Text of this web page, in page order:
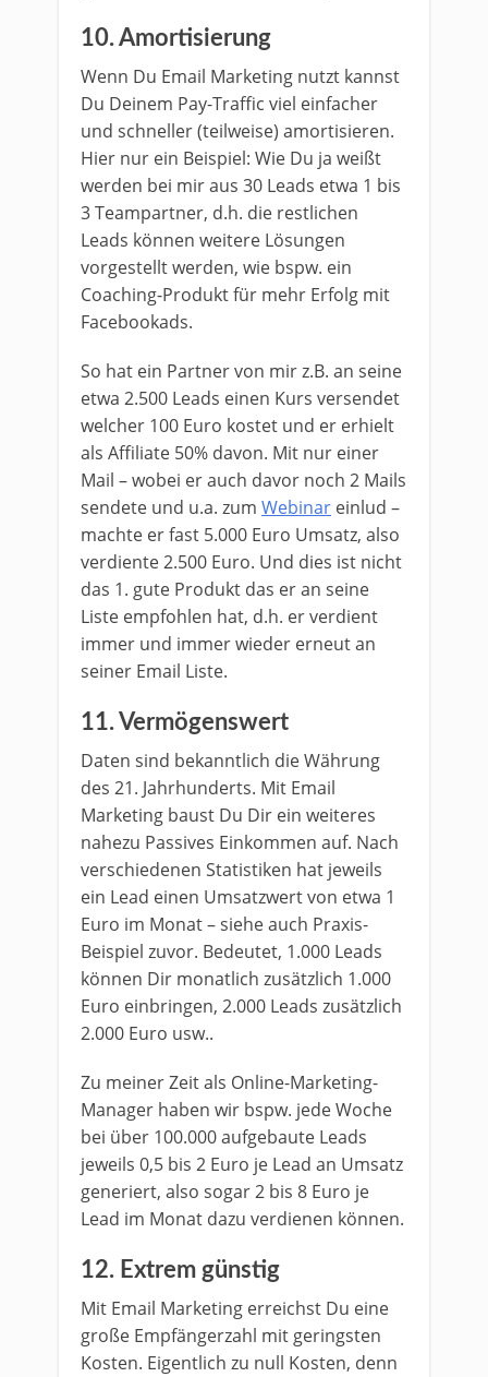
10. Amortisierung
Wenn Du Email Marketing nutzt kannst
Du Deinem Pay-Traffic viel einfacher
und schneller (teilweise) amortisieren.
Hier nur ein Beispiel: Wie Du ja weißt
werden bei mir aus 30 Leads etwa 1 bis
3 Teampartner, d.h. die restlichen
Leads können weitere Lösungen
vorgestellt werden, wie bspw. ein
Coaching-Produkt für mehr Erfolg mit
Facebookads.
So hat ein Partner von mir z.B. an seine
etwa 2.500 Leads einen Kurs versendet
welcher 100 Euro kostet und er erhielt
als Affiliate 50% davon. Mit nur einer
Mail – wobei er auch davor noch 2 Mails
sendete und u.a. zum Webinar einlud –
machte er fast 5.000 Euro Umsatz, also
verdiente 2.500 Euro. Und dies ist nicht
das 1. gute Produkt das er an seine
Liste empfohlen hat, d.h. er verdient
immer und immer wieder erneut an
seiner Email Liste.
11. Vermögenswert
Daten sind bekanntlich die Währung
des 21. Jahrhunderts. Mit Email
Marketing baust Du Dir ein weiteres
nahezu Passives Einkommen auf. Nach
verschiedenen Statistiken hat jeweils
ein Lead einen Umsatzwert von etwa 1
Euro im Monat – siehe auch Praxis-
Beispiel zuvor. Bedeutet, 1.000 Leads
können Dir monatlich zusätzlich 1.000
Euro einbringen, 2.000 Leads zusätzlich
2.000 Euro usw..
Zu meiner Zeit als Online-Marketing-
Manager haben wir bspw. jede Woche
bei über 100.000 aufgebaute Leads
jeweils 0,5 bis 2 Euro je Lead an Umsatz
generiert, also sogar 2 bis 8 Euro je
Lead im Monat dazu verdienen können.
12. Extrem günstig
Mit Email Marketing erreichst Du eine
große Empfängerzahl mit geringsten
Kosten. Eigentlich zu null Kosten, denn